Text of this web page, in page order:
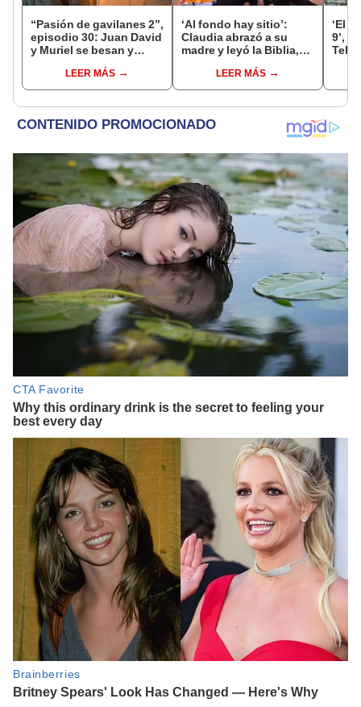
“Pasión de gavilanes 2”,
episodio 30: Juan David
y Muriel se besan y
LEER MÁS
‘Al fondo hay sitio’:
Claudia abrazó a su
madre y leyó la Biblia,
cárcel?LEER MÁS
‘El
9’,